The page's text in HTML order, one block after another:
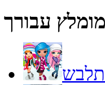
מומלץ עבורך